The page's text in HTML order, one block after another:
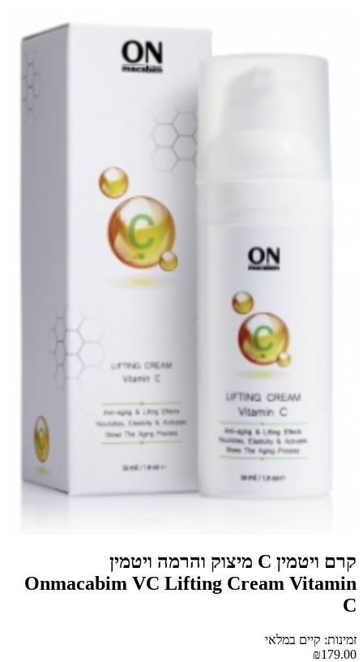
קרם ויטמין C מיצוק והרמה ויטמין
Onmacabim VC Lifting Cream Vitamin
C
זמינות: קיים במלאי
₪179.00